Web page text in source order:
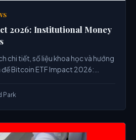
2026: Institutional Money
chi tiết, số liệu khoa học và hướng
Bitcoin ETF Impact 2026:
Park